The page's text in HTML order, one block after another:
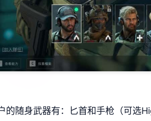
的随身武器有：匕首和手枪（可选